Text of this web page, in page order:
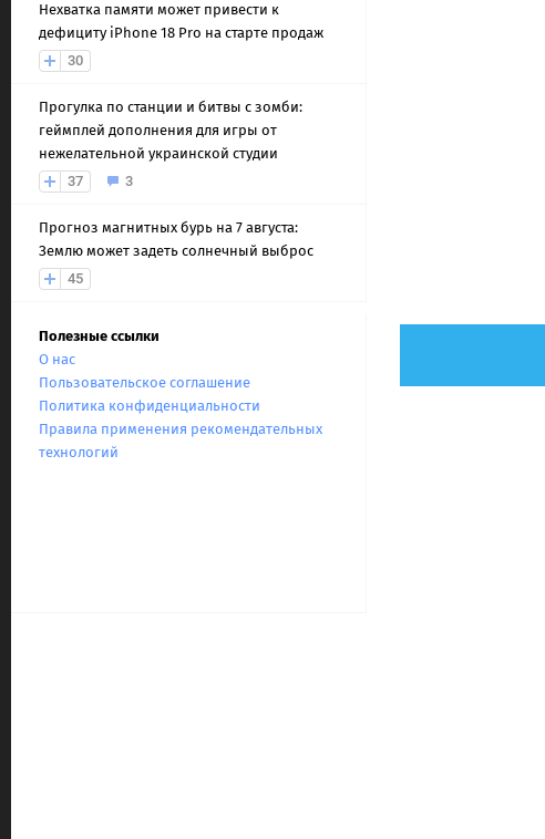
Нехватка памяти может привести к
дефициту iPhone 18 Pro на старте продаж
30
Прогулка по станции и битвы с зомби:
геймплей дополнения для игры от
нежелательной украинской студии
37
3
Прогноз магнитных бурь на 7 августа:
Землю может задеть солнечный выброс
45
Полезные ссылки
О нас
Пользовательское соглашение
Политика конфиденциальности
Правила применения рекомендательных
технологий